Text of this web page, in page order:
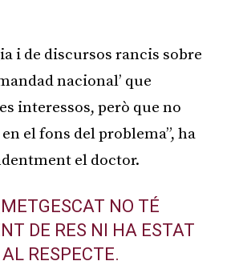
i de discursos rancis sobre
nacional’ que
interessos, però que no
el fons del problema”, ha
el doctor.
NO TÉ
DE RES NI HA ESTAT
RESPECTE.